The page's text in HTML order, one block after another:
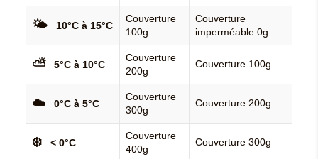
🌤️ 10°C à 15°C
Couverture
100g
Couverture
imperméable 0g
⛅ 5°C à 10°C
Couverture
200g
Couverture 100g
☁️ 0°C à 5°C
Couverture
300g
Couverture 200g
❄️ < 0°C
Couverture
400g
Couverture 300g